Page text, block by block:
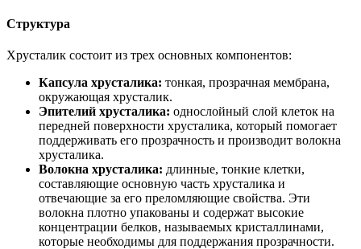
Структура
Хрусталик состоит из трех основных компонентов:
Капсула хрусталика: тонкая, прозрачная мембрана,
окружающая хрусталик.
Эпителий хрусталика: однослойный слой клеток на
передней поверхности хрусталика, который помогает
поддерживать его прозрачность и производит волокна
хрусталика.
Волокна хрусталика: длинные, тонкие клетки,
составляющие основную часть хрусталика и
отвечающие за его преломляющие свойства. Эти
волокна плотно упакованы и содержат высокие
концентрации белков, называемых кристаллинами,
которые необходимы для поддержания прозрачности.